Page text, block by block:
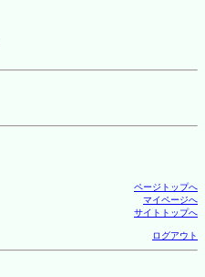
ページトップへ
マイページへ
サイトトップへ
ログアウト